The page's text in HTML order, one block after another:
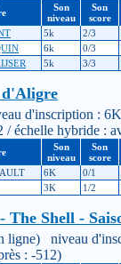
Son
niveau
Son
score
5k 2/3
6k 0/3
5k 3/3
d'Aligre
d'inscription :
/ échelle hybride :
Son
niveau
Son
score
6K 0/1
3K 1/2
Shell -
ligne) niveau
: -512)